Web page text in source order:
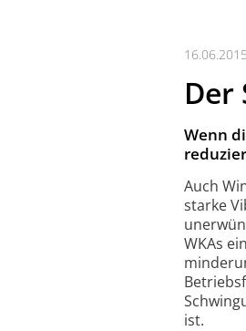
16.06.2015
Der
Wenn
Auch
starke
WKAs
ist.